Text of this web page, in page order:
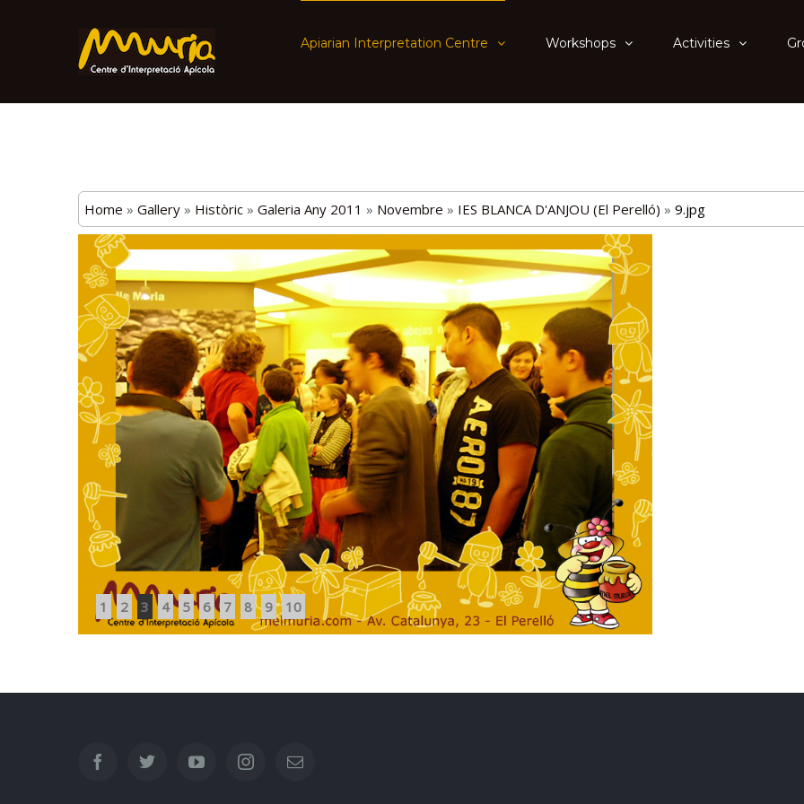
Apiarian Interpretation Centre Workshops Activities
Home » Gallery » Històric » Galeria Any 2011 » Novembre » IES BLANCA D'ANJOU (El Perelló) » 9.jpg
1 2 3 4 5 6 7 8 9 10